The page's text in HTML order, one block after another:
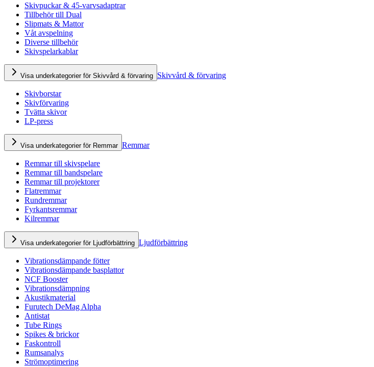
Skivpuckar & 45-varvsadaptrar
Tillbehör till Dual
Slipmats & Mattor
Våt avspelning
Diverse tillbehör
Skivspelarkablar
Visa underkategorier för Skivvård & förvaring Skivvård & förvaring
Skivborstar
Skivförvaring
Tvätta skivor
LP-press
Visa underkategorier för Remmar Remmar
Remmar till skivspelare
Remmar till bandspelare
Remmar till projektorer
Flatremmar
Rundremmar
Fyrkantsremmar
Kilremmar
Visa underkategorier för Ljudförbättring Ljudförbättring
Vibrationsdämpande fötter
Vibrationsdämpande basplattor
NCF Booster
Vibrationsdämpning
Akustikmaterial
Furutech DeMag Alpha
Antistat
Tube Rings
Spikes & brickor
Faskontroll
Rumsanalys
Strömoptimering